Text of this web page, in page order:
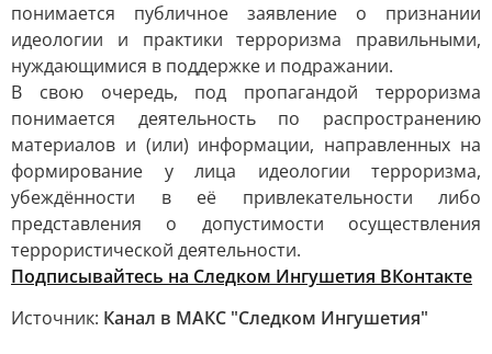
понимается публичное заявление о признании
идеологии и практики терроризма правильными,
нуждающимися в поддержке и подражании.
В свою очередь, под пропагандой терроризма
понимается деятельность по распространению
материалов и (или) информации, направленных на
формирование у лица идеологии терроризма,
убеждённости в её привлекательности либо
представления о допустимости осуществления
террористической деятельности.
Подписывайтесь на Следком Ингушетия ВКонтакте
Источник: Канал в МАКС "Следком Ингушетия"